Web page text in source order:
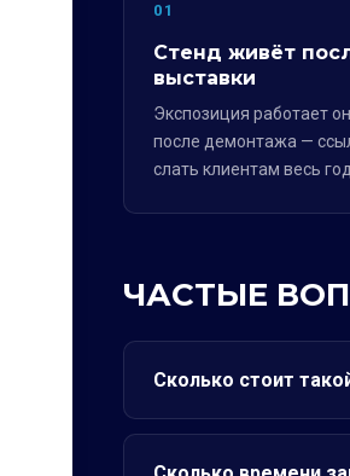
01
Стенд живёт
выставки
Экспозиция работает
после демонтажа —
слать клиентам весь год.
ЧАСТЫЕ
Сколько стоит